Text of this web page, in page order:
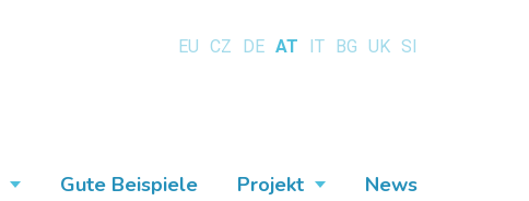
EU CZ DE AT IT BG UK SI
Gute Beispiele Projekt News